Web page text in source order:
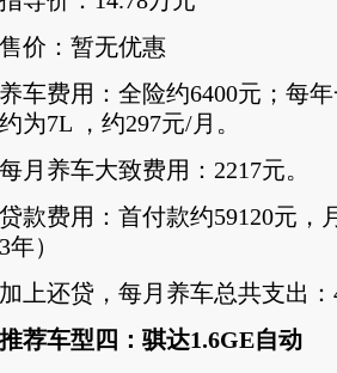
：暂无优惠
费用：全险约6400元；每年
为7L ，约297元/月。
养车大致费用：2217元。
费用：首付款约59120元，
）
还贷，每月养车总共支出：
车型四：骐达1.6GE自动